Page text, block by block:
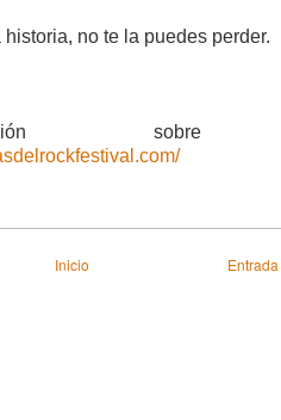
no te la puedes perder.
Inicio